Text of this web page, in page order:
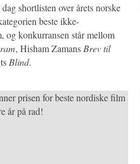
shortlisten over årets norske
beste ikke-
og konkurransen står mellom
, Hisham Zamans Brev til
Blind.